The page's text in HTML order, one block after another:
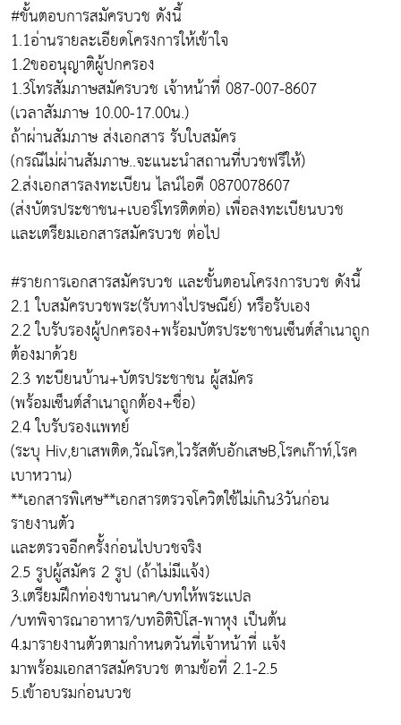
#ขั้นตอบการสมัครบวช ดังนี้
1.1อ่านรายละเอียดโครงการให้เข้าใจ
1.2ขออนุญาติผู้ปกครอง
1.3โทรสัมภาษสมัครบวช เจ้าหน้าที่ 087-007-8607
(เวลาสัมภาษ 10.00-17.00น.)
ถ้าผ่านสัมภาษ ส่งเอกสาร รับใบสมัคร
(กรณีไม่ผ่านสัมภาษ..จะแนะนำสถานที่บวชฟรีให้)
2.ส่งเอกสารลงทะเบียน ไลน์ไอดี 0870078607
(ส่งบัตรประชาชน+เบอร์โทรติดต่อ) เพื่อลงทะเบียนบวช
เเละเตรียมเอกสารสมัครบวช ต่อไป
#รายการเอกสารสมัครบวช เเละขั้นตอนโครงการบวช ดังนี้
2.1 ใบสมัครบวชพระ(รับทางไปรษณีย์) หรือรับเอง
2.2 ใบรับรองผู้ปกครอง+พร้อมบัตรประชาชนเซ็นต์สำเนาถูก
ต้องมาด้วย
2.3 ทะบียนบ้าน+บัตรประชาชน ผู้สมัคร
(พร้อมเซ็นต์สำเนาถูกต้อง+ชื่อ)
2.4 ใบรับรองเเพทย์
(ระบุ Hiv,ยาเสพติด,วัณโรค,ไวรัสตับอักเสษB,โรคเก๊าท์,โรค
เบาหวาน)
**เอกสารพิเศษ**เอกสารตรวจโควิตใช้ไม่เกิน3วันก่อน
รายงานตัว
เเละตรวจอีกครั้งก่อนไปบวชจริง
2.5 รูปผู้สมัคร 2 รูป (ถ้าไม่มีเเจ้ง)
3.เตรียมฝึกท่องขานนาค/บทให้พระเเปล
/บทพิจารณาอาหาร/บทอิติปิโส-พาหุง เป็นต้น
4.มารายงานตัวตามกำหนดวันที่เจ้าหน้าที่ เเจ้ง
มาพร้อมเอกสารสมัครบวช ตามข้อที่ 2.1-2.5
5.เข้าอบรมก่อนบวช